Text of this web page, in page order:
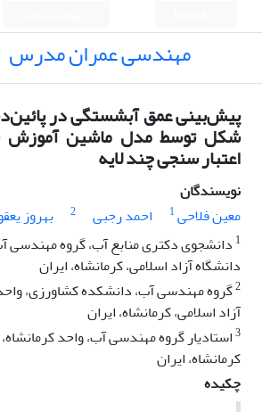
مهندسی عمران مدرس
پیش‌بینی عمق آبشستگی در
شکل توسط مدل ماشین آموزش
اعتبار سنجی چند لایه
نویسندگان
معین فلاحی1 احمد رجبی 2 بهروز
1 دانشجوی دکتری منابع آب، گروه مهندسی
دانشگاه آزاد اسلامی، کرمانشاه، ایران
2گروه مهندسی آب، دانشکده کشاورزی،
آزاد اسلامی، کرمانشاه، ایران
3استادیار گروه مهندسی آب، واحد
کرمانشاه، ایران
چکیده